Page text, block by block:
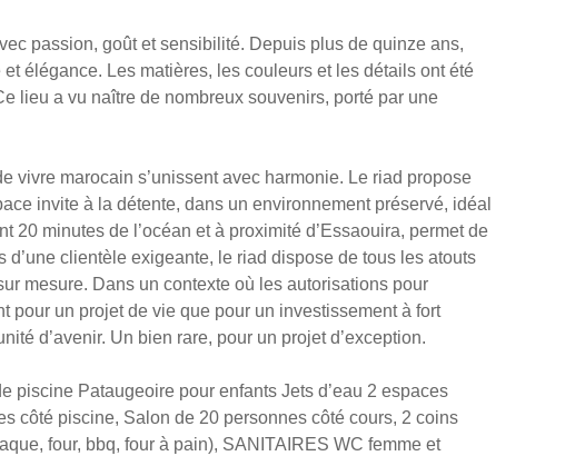
passion, goût et sensibilité. Depuis plus de quinze ans,
élégance. Les matières, les couleurs et les détails ont été
lieu a vu naître de nombreux souvenirs, porté par une
vivre marocain s’unissent avec harmonie. Le riad propose
invite à la détente, dans un environnement préservé, idéal
minutes de l’océan et à proximité d’Essaouira, permet de
clientèle exigeante, le riad dispose de tous les atouts
mesure. Dans un contexte où les autorisations pour
pour un projet de vie que pour un investissement à fort
d’avenir. Un bien rare, pour un projet d’exception.
piscine Pataugeoire pour enfants Jets d’eau 2 espaces
côté piscine, Salon de 20 personnes côté cours, 2 coins
four, bbq, four à pain), SANITAIRES WC femme et